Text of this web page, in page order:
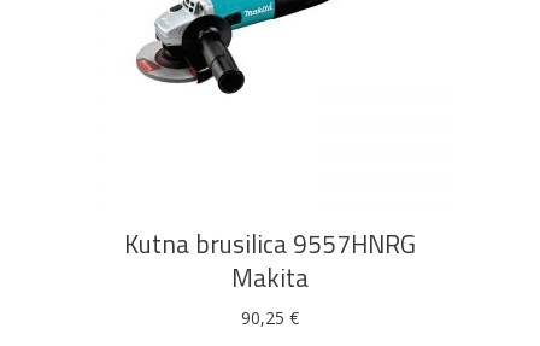
Kutna brusilica 9557HNRG
Makita
90,25 €